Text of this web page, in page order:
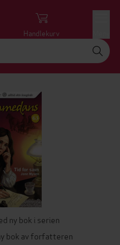
Handlekurv
ny bok i serien
bok av forfatteren